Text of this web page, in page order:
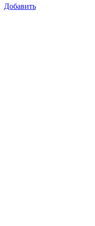
Добавить